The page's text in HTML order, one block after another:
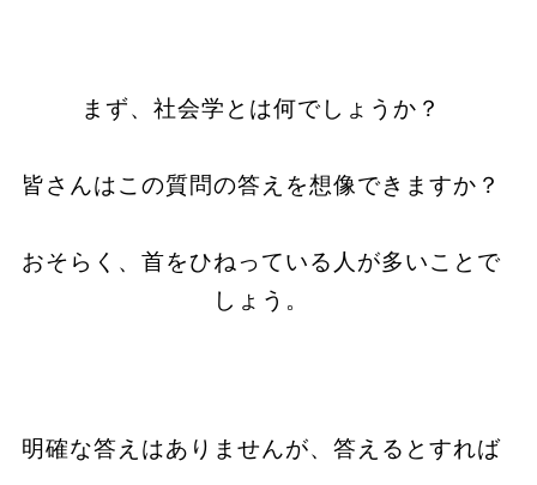
まず、社会学とは何でしょうか？
皆さんはこの質問の答えを想像できますか？
おそらく、首をひねっている人が多いことで
しょう。
明確な答えはありませんが、答えるとすれば